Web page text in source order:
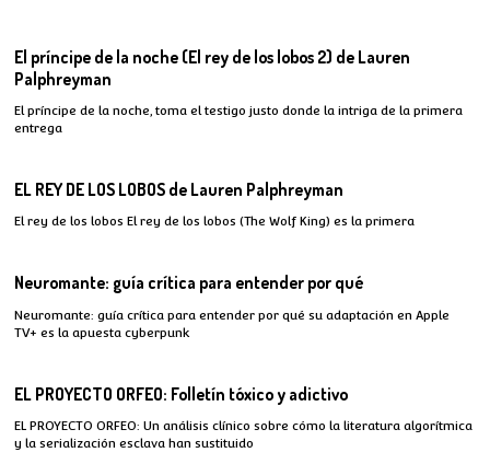
El príncipe de la noche (El rey de los lobos 2) de Lauren
Palphreyman
El príncipe de la noche, toma el testigo justo donde la intriga de la primera
entrega
EL REY DE LOS LOBOS de Lauren Palphreyman
El rey de los lobos El rey de los lobos (The Wolf King) es la primera
Neuromante: guía crítica para entender por qué
Neuromante: guía crítica para entender por qué su adaptación en Apple
TV+ es la apuesta cyberpunk
EL PROYECTO ORFEO: Folletín tóxico y adictivo
EL PROYECTO ORFEO: Un análisis clínico sobre cómo la literatura algorítmica
y la serialización esclava han sustituido